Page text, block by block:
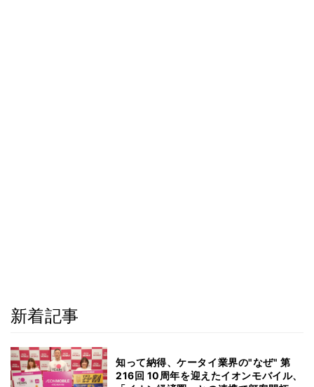
新着記事
知って納得、ケータイ業界の"なぜ" 第
216回 10周年を迎えたイオンモバイル、